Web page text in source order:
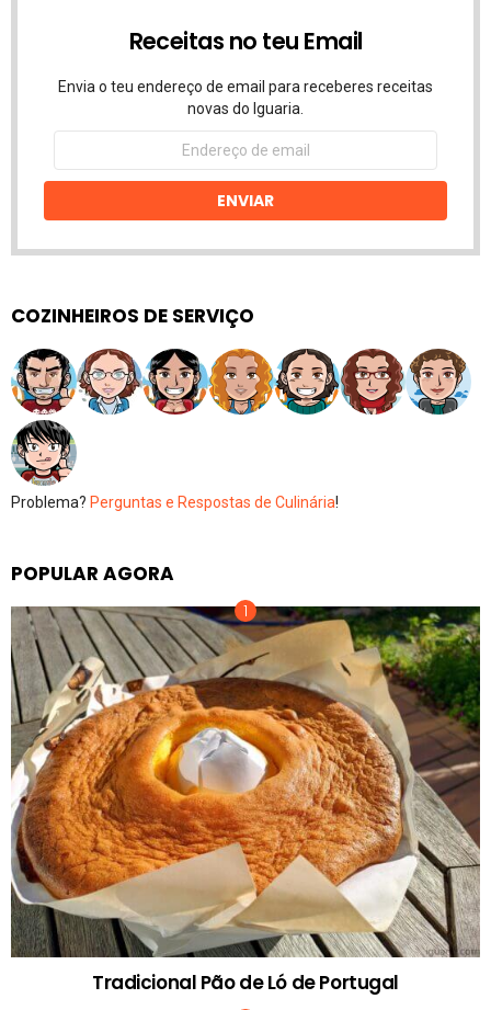
Receitas no teu Email
Envia o teu endereço de email para receberes receitas
novas do Iguaria.
Endereço
email
ENVIAR
COZINHEIROS DE SERVIÇO
Problema? Perguntas e Respostas de Culinária!
POPULAR AGORA
Tradicional Pão de Ló de Portugal